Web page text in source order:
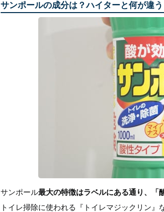
サンポールの成分は？ハイターと何が違う
サンポール最大の特徴はラベルにある通り、「
トイレ掃除に使われる『トイレマジックリン』